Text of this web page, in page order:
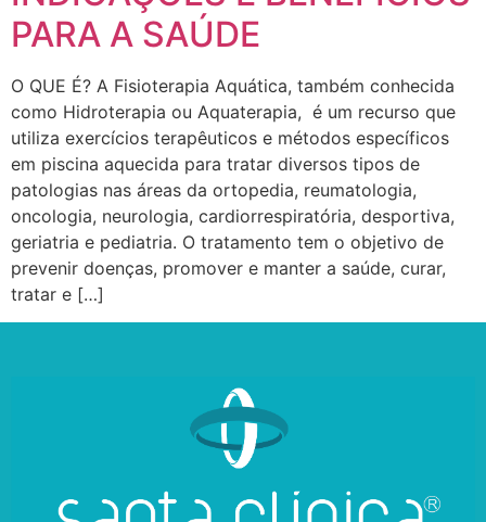
PARA A SAÚDE
O QUE É? A Fisioterapia Aquática, também conhecida
como Hidroterapia ou Aquaterapia, é um recurso que
utiliza exercícios terapêuticos e métodos específicos
em piscina aquecida para tratar diversos tipos de
patologias nas áreas da ortopedia, reumatologia,
oncologia, neurologia, cardiorrespiratória, desportiva,
geriatria e pediatria. O tratamento tem o objetivo de
prevenir doenças, promover e manter a saúde, curar,
tratar e […]